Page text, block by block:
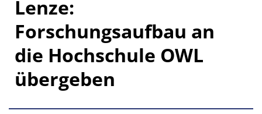
Lenze:
Forschungsaufbau an
die Hochschule OWL
übergeben